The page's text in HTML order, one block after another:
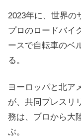
2023年に、世界の
プロのロードバイ
ースで自転車のベ
る。
ヨーロッパと北ア
が、共同プレスリ
務は、プロから大
ぶ。